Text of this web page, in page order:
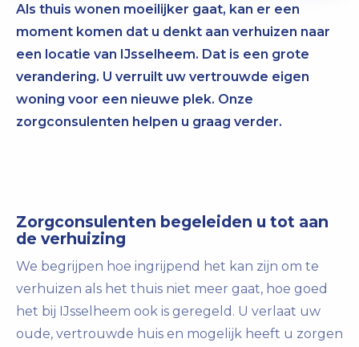
Als thuis wonen moeilijker gaat, kan er een
moment komen dat u denkt aan verhuizen naar
een locatie van IJsselheem. Dat is een grote
verandering. U verruilt uw vertrouwde eigen
woning voor een nieuwe plek. Onze
zorgconsulenten helpen u graag verder.
Zorgconsulenten begeleiden u tot aan
de verhuizing
We begrijpen hoe ingrijpend het kan zijn om te
verhuizen als het thuis niet meer gaat, hoe goed
het bij IJsselheem ook is geregeld. U verlaat uw
oude, vertrouwde huis en mogelijk heeft u zorgen